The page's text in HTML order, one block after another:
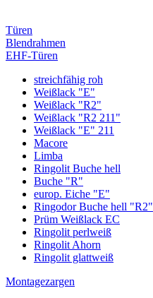
Türen
Blendrahmen
EHF-Türen
streichfähig roh
Weißlack "E"
Weißlack "R2"
Weißlack "R2 211"
Weißlack "E" 211
Macore
Limba
Ringolit Buche hell
Buche "R"
europ. Eiche "E"
Ringodor Buche hell "R2"
Prüm Weißlack EC
Ringolit perlweiß
Ringolit Ahorn
Ringolit glattweiß
Montagezargen